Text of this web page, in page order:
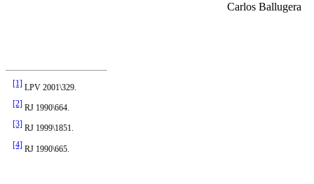
Carlos Ballugera
[1] LPV 2001\329.
[2] RJ 1990\664.
[3] RJ 1999\1851.
[4] RJ 1990\665.